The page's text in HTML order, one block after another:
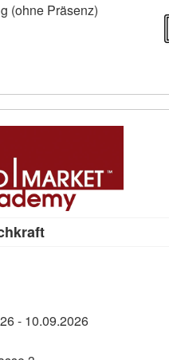
(ohne Präsenz)
Kursdetail:
- 10.09.2026